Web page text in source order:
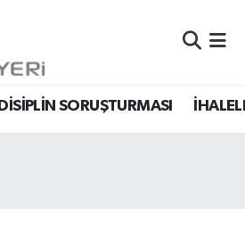
DİSİPLİN SORUŞTURMASI